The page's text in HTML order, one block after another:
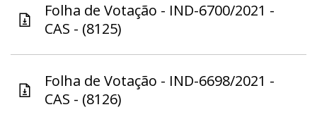
Folha de Votação - IND-6700/2021 -
CAS - (8125)
Folha de Votação - IND-6698/2021 -
CAS - (8126)